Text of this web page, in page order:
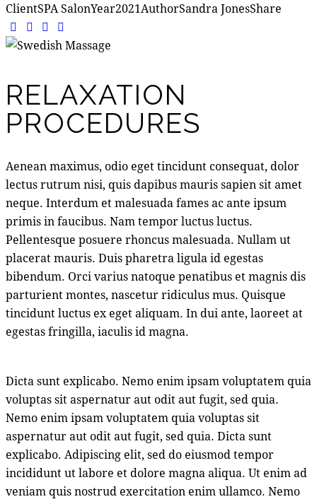
ClientSPA SalonYear2021AuthorSandra JonesShare
RELAXATION
PROCEDURES
Aenean maximus, odio eget tincidunt consequat, dolor
lectus rutrum nisi, quis dapibus mauris sapien sit amet
neque. Interdum et malesuada fames ac ante ipsum
primis in faucibus. Nam tempor luctus luctus.
Pellentesque posuere rhoncus malesuada. Nullam ut
placerat mauris. Duis pharetra ligula id egestas
bibendum. Orci varius natoque penatibus et magnis dis
parturient montes, nascetur ridiculus mus. Quisque
tincidunt luctus ex eget aliquam. In dui ante, laoreet at
egestas fringilla, iaculis id magna.
Dicta sunt explicabo. Nemo enim ipsam voluptatem quia
voluptas sit aspernatur aut odit aut fugit, sed quia.
Nemo enim ipsam voluptatem quia voluptas sit
aspernatur aut odit aut fugit, sed quia. Dicta sunt
explicabo. Adipiscing elit, sed do eiusmod tempor
incididunt ut labore et dolore magna aliqua. Ut enim ad
veniam quis nostrud exercitation enim ullamco. Nemo